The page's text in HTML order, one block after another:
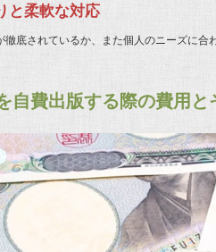
と柔軟な対応
徹底されているか、また個人のニーズに
自費出版する際の費用と